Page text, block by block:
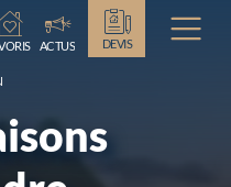
Chargement...
ACTUS DEVIS